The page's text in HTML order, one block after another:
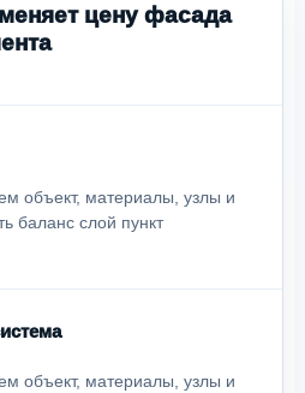
цену фасада
объект, материалы, узлы и
баланс слой пункт
объект, материалы, узлы и